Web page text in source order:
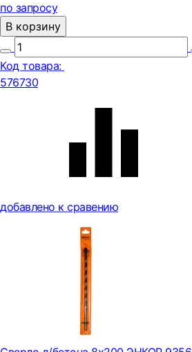
по запросу
В корзину
Код товара:
576730
добавлено к сравению